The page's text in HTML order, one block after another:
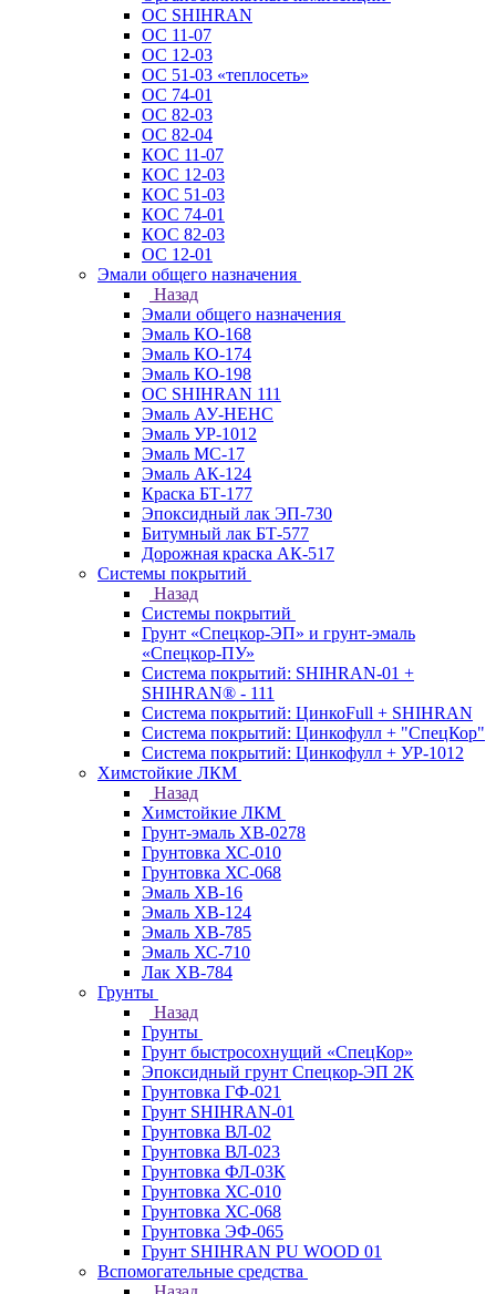
ОС SHIHRAN
ОС 11-07
ОС 12-03
ОС 51-03 «теплосеть»
ОС 74-01
ОС 82-03
ОС 82-04
КОС 11-07
КОС 12-03
КОС 51-03
КОС 74-01
КОС 82-03
ОС 12-01
Эмали общего назначения
Назад
Эмали общего назначения
Эмаль КО-168
Эмаль КО-174
Эмаль КО-198
ОС SHIHRAN 111
Эмаль АУ-НЕНС
Эмаль УР-1012
Эмаль МС-17
Эмаль АК-124
Краска БТ-177
Эпоксидный лак ЭП-730
Битумный лак БТ-577
Дорожная краска АК-517
Системы покрытий
Назад
Системы покрытий
Грунт «Спецкор-ЭП» и грунт-эмаль
«Спецкор-ПУ»
Система покрытий: SHIHRAN-01 +
SHIHRAN® - 111
Система покрытий: ЦинкоFull + SHIHRAN
Система покрытий: Цинкофулл + "СпецКор"
Система покрытий: Цинкофулл + УР-1012
Химстойкие ЛКМ
Назад
Химстойкие ЛКМ
Грунт-эмаль ХВ-0278
Грунтовка ХС-010
Грунтовка ХС-068
Эмаль ХВ-16
Эмаль ХВ-124
Эмаль ХВ-785
Эмаль ХС-710
Лак ХВ-784
Грунты
Назад
Грунты
Грунт быстросохнущий «СпецКор»
Эпоксидный грунт Спецкор-ЭП 2К
Грунтовка ГФ-021
Грунт SHIHRAN-01
Грунтовка ВЛ-02
Грунтовка ВЛ-023
Грунтовка ФЛ-03К
Грунтовка ХС-010
Грунтовка ХС-068
Грунтовка ЭФ-065
Грунт SHIHRAN PU WOOD 01
Вспомогательные средства